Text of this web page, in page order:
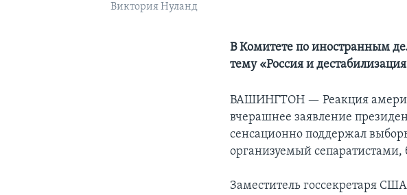
Виктория Нуланд
В Комитете по иностранным
тему «Россия и
ВАШИНГТОН —Реакция
вчерашнее заявление
сенсационно поддержал
организуемый
Заместитель госсекретаря